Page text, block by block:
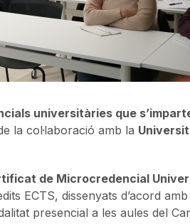
universitàries que
la col·laboració amb la
de Microcredencial
ECTS, dissenyats d’acord amb
presencial a les aules del